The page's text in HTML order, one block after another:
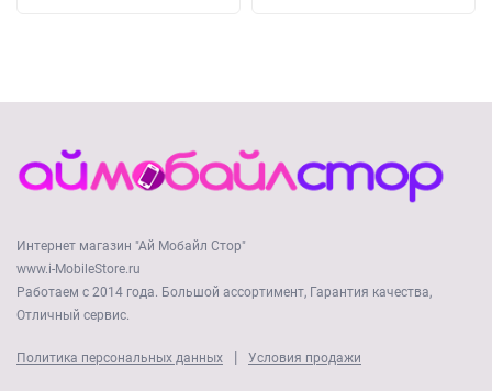
Интернет магазин "Ай Мобайл Стор"
www.i-MobileStore.ru
Работаем с 2014 года. Большой ассортимент, Гарантия качества,
Отличный сервис.
Политика персональных данных | Условия продажи